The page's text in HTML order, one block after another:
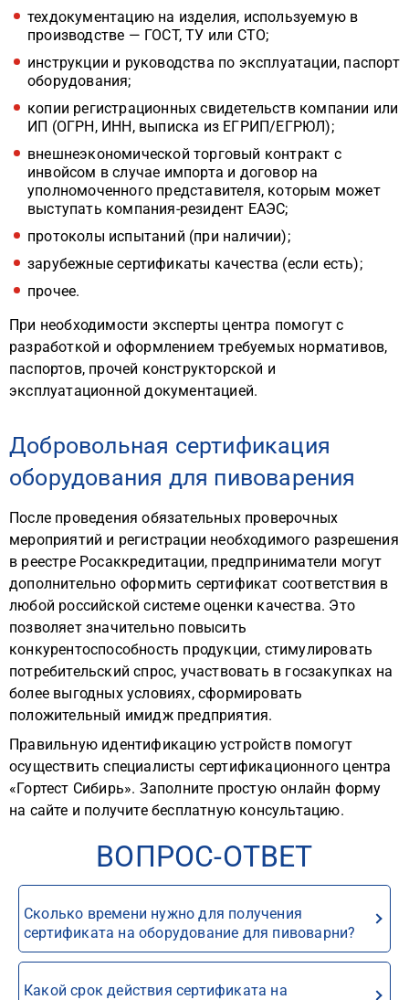
техдокументацию на изделия, используемую в
производстве — ГОСТ, ТУ или СТО;
инструкции и руководства по эксплуатации, паспорт
оборудования;
копии регистрационных свидетельств компании или
ИП (ОГРН, ИНН, выписка из ЕГРИП/ЕГРЮЛ);
внешнеэкономической торговый контракт с
инвойсом в случае импорта и договор на
уполномоченного представителя, которым может
выступать компания-резидент ЕАЭС;
протоколы испытаний (при наличии);
зарубежные сертификаты качества (если есть);
прочее.
При необходимости эксперты центра помогут с
разработкой и оформлением требуемых нормативов,
паспортов, прочей конструкторской и
эксплуатационной документацией.
Добровольная сертификация
оборудования для пивоварения
После проведения обязательных проверочных
мероприятий и регистрации необходимого разрешения
в реестре Росаккредитации, предприниматели могут
дополнительно оформить сертификат соответствия в
любой российской системе оценки качества. Это
позволяет значительно повысить
конкурентоспособность продукции, стимулировать
потребительский спрос, участвовать в госзакупках на
более выгодных условиях, сформировать
положительный имидж предприятия.
Правильную идентификацию устройств помогут
осуществить специалисты сертификационного центра
«Гортест Сибирь». Заполните простую онлайн форму
на сайте и получите бесплатную консультацию.
ВОПРОС-ОТВЕТ
Сколько времени нужно для получения
сертификата на оборудование для пивоварни?
Какой срок действия сертификата на